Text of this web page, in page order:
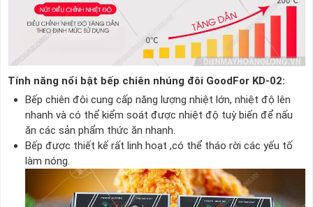
Tính năng nổi bật bếp chiên nhúng đôi GoodFor KD-02:
Bếp chiên đôi cung cấp năng lượng nhiệt lớn, nhiệt độ lên
nhanh và có thể kiểm soát được nhiệt độ tuỳ biến để nấu
ăn các sản phẩm thức ăn nhanh.
Bếp được thiết kế rất linh hoạt ,có thể tháo rời các yếu tố
làm nóng.